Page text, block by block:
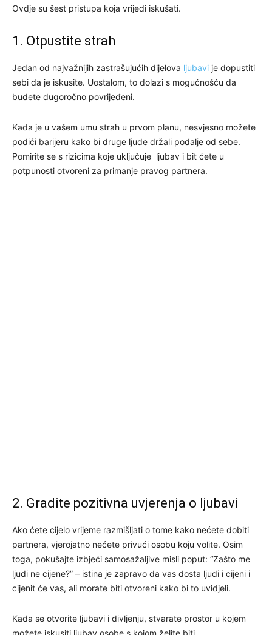
Ovdje su šest pristupa koja vrijedi iskušati.
1. Otpustite strah
Jedan od najvažnijih zastrašujućih dijelova ljubavi je dopustiti
sebi da je iskusite. Uostalom, to dolazi s mogućnošću da
budete dugoročno povrijeđeni.
Kada je u vašem umu strah u prvom planu, nesvjesno možete
podići barijeru kako bi druge ljude držali podalje od sebe.
Pomirite se s rizicima koje uključuje ljubav i bit ćete u
potpunosti otvoreni za primanje pravog partnera.
2. Gradite pozitivna uvjerenja o ljubavi
Ako ćete cijelo vrijeme razmišljati o tome kako nećete dobiti
partnera, vjerojatno nećete privući osobu koju volite. Osim
toga, pokušajte izbjeći samosažaljive misli poput: “Zašto me
ljudi ne cijene?” – istina je zapravo da vas dosta ljudi i cijeni i
cijenit će vas, ali morate biti otvoreni kako bi to uvidjeli.
Kada se otvorite ljubavi i divljenju, stvarate prostor u kojem